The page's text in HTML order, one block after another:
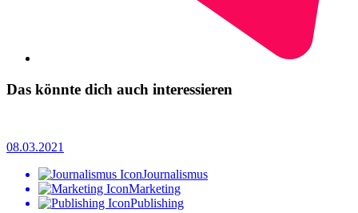
Das könnte dich auch interessieren
08.03.2021
Journalismus
Marketing
Publishing